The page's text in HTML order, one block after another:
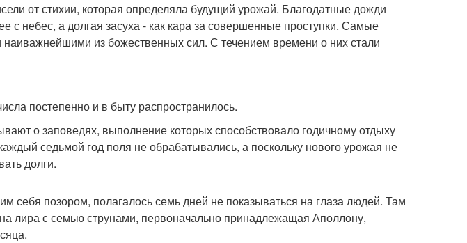
от стихии, которая определяла будущий урожай. Благодатные дожди
с небес, а долгая засуха - как кара за совершенные проступки. Самые
из божественных сил. С течением времени о них стали
постепенно и в быту распространилось.
о заповедях, выполнение которых способствовало годичному отдыху
седьмой год поля не обрабатывались, а поскольку нового урожая не
долги.
себя позором, полагалось семь дней не показываться на глаза людей. Там
лира с семью струнами, первоначально принадлежащая Аполлону,